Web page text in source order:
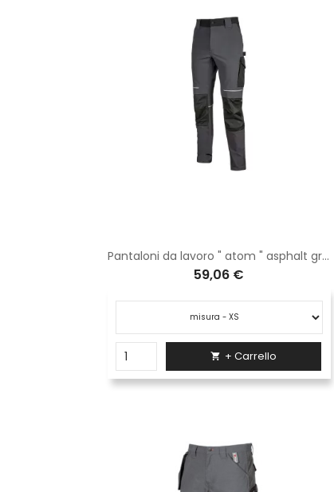
Pantaloni da lavoro " atom " asphalt grey
59,06 €
 + Carrello